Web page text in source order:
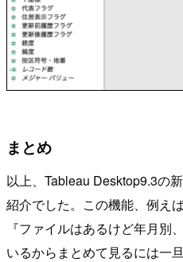
まとめ
以上、Tableau Desktop9.3の
紹介でした。この機能、例え
『ファイルはあるけど年月別
いるからまとめて見るには一